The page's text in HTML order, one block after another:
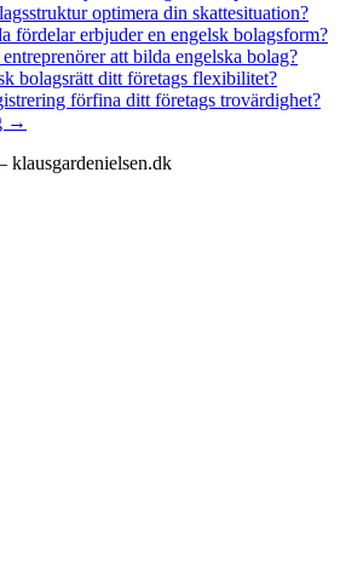
optimera din skattesituation?
fördelar erbjuder en engelsk bolagsform?
att bilda engelska bolag?
bolagsrätt ditt företags flexibilitet?
förfina ditt företags trovärdighet?
→